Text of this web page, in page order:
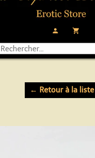
person local_grocery_store
← Retour à la liste